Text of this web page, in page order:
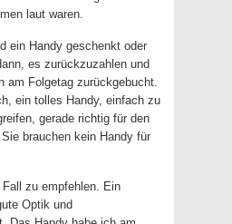
laut waren.
ein Handy geschenkt oder
es zurückzuzahlen und
am Folgetag zurückgebucht.
ein tolles Handy, einfach zu
gerade richtig für den
brauchen kein Handy für
zu empfehlen. Ein
Optik und